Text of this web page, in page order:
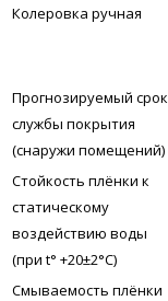
Колеровка ручная
Прогнозируемый cрок
службы покрытия
(снаружи помещений)
Стойкость плёнки к
статическому
воздействию воды
(при t° +20±2°C)
Смываемость плёнки